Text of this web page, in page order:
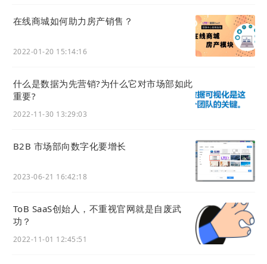
管理承，规避人才流失风险。
短30%。
对比优势
专为“知识分享”设计，列表页即工作台，支持一键分
享给客户，将知识管理从内部协同工具，升级为直接
赋能销售、客服、市场等一线业务人员的生产力工
海量知识的结构化与高效检索
针对十万级以上的知识条目设计，通过强大的分类、
筛选和搜索功能，解决了海量非结构化知识难以管理
知识变现与SEO获客能力
独有的条目级SEO深度优化功能，将内部知识转化为
可被搜索引擎收录的优质内容，为企业开辟了一条全
在线商城如何助力房产销售？
2022-01-20 15:14:16
什么是数据为先营销?为什么它对市场部如此
重要?
2022-11-30 13:29:03
B2B 市场部向数字化要增长
2023-06-21 16:42:18
ToB SaaS创始人，不重视官网就是自废武
功？
2022-11-01 12:45:51